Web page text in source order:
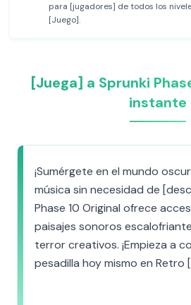
para [jugadores] de todos los
[Juego].
[Juega] a Sprunki
instante
¡Sumérgete en el mundo
música sin necesidad de
Phase 10 Original ofrece
paisajes sonoros
terror creativos. ¡Empieza a
pesadilla hoy mismo en Retro